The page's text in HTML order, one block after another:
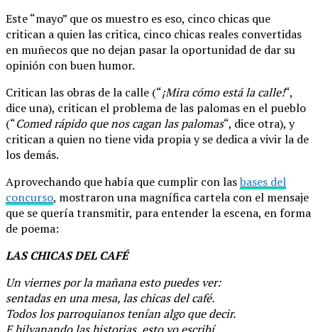
Este “mayo” que os muestro es eso, cinco chicas que
critican a quien las critica, cinco chicas reales convertidas
en muñecos que no dejan pasar la oportunidad de dar su
opinión con buen humor.
Critican las obras de la calle (“¡Mira cómo está la calle!“,
dice una), critican el problema de las palomas en el pueblo
(“Comed rápido que nos cagan las palomas“, dice otra), y
critican a quien no tiene vida propia y se dedica a vivir la de
los demás.
Aprovechando que había que cumplir con lasbases del
concurso, mostraron una magnífica cartela con el mensaje
que se quería transmitir, para entender la escena, en forma
de poema:
LAS CHICAS DEL CAFÉ
Un viernes por la mañana esto puedes ver:
sentadas en una mesa, las chicas del café.
Todos los parroquianos tenían algo que decir.
E hilvanando las historias, esto yo escribí.